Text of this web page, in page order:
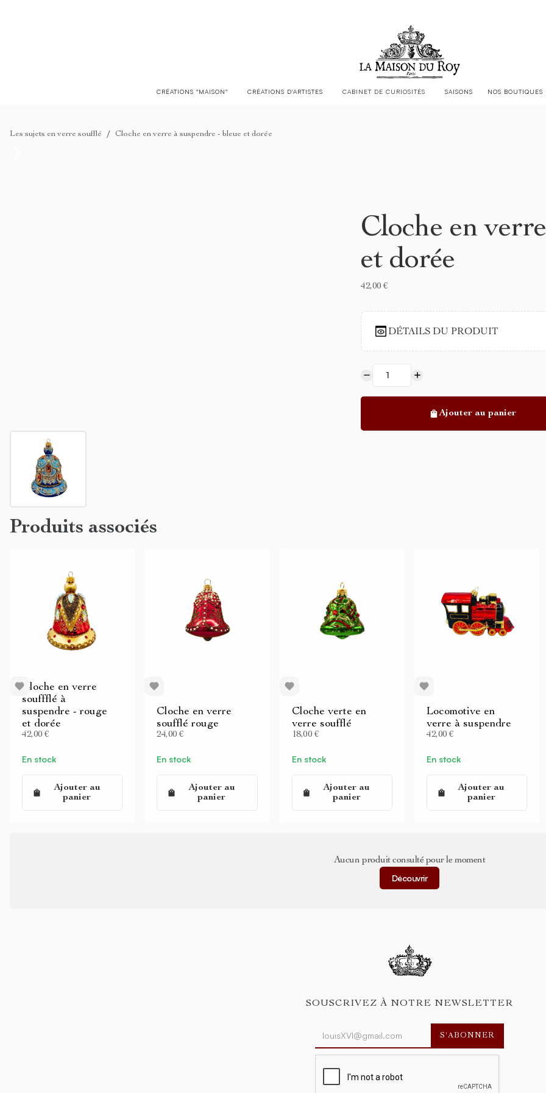
CRÉATIONS "MAISON" CRÉATIONS D'ARTISTES CABINET DE CURIOSITÉS SAISONS NOS BOUTIQUES
Les sujets en verre soufflé / Cloche en verre à suspendre - bleue et dorée
Cloche en
et dorée
42,00 €
DÉTAILS DU PRODUIT
Ajouter au panier
Produits associés
Cloche en verre
souffflé à
suspendre - rouge
et dorée
42,00 €
En stock
Ajouter au
panier
Cloche en verre
soufflé rouge
24,00 €
En stock
Ajouter au
panier
Cloche verte en
verre soufflé
18,00 €
En stock
Ajouter au
panier
Locomotive en
verre à suspendre
42,00 €
En stock
Ajouter au
panier
Aucun produit consulté pour le moment
Découvrir
SOUSCRIVEZ À NOTRE NEWSLETTER